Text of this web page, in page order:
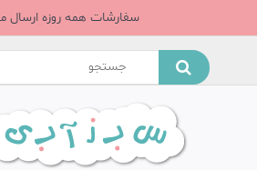
سفارشات همه روزه ارسال